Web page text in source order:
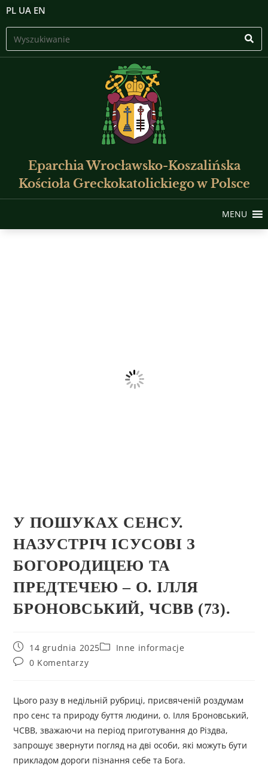
PL UA EN
Eparchia Wrocławsko-Koszalińska
Kościoła Greckokatolickiego w Polsce
MENU
У ПОШУКАХ СЕНСУ.
НАЗУСТРІЧ ІСУСОВІ З
БОГОРОДИЦЕЮ ТА
ПРЕДТЕЧЕЮ – О. ІЛЛЯ
БРОНОВСЬКИЙ, ЧСВВ (73).
14 grudnia 2025
Inne informacje
0 Komentarzy
Цього разу в недільній рубриці, присвяченій роздумам
про сенс та природу буття людини, о. Ілля Броновський,
ЧСВВ, зважаючи на період приготування до Різдва,
запрошує звернути погляд на дві особи, які можуть бути
прикладом дороги пізнання себе та Бога.